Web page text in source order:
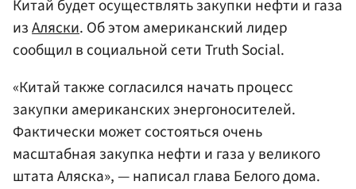
Китай будет осуществлять закупки нефти и газа
изАляски. Об этом американский лидер
сообщил в социальной сети Truth Social.
«Китай также согласился начать процесс
закупки американских энергоносителей.
Фактически может состояться очень
масштабная закупка нефти и газа у великого
штата Аляска», — написал глава Белого дома.